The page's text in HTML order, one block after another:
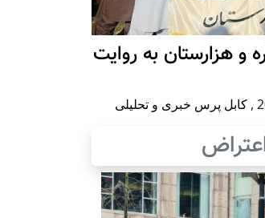
و هزارستان به روایت
, کابل پرس خبری و تحلیلی